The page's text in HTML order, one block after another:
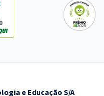
e Educação S/A